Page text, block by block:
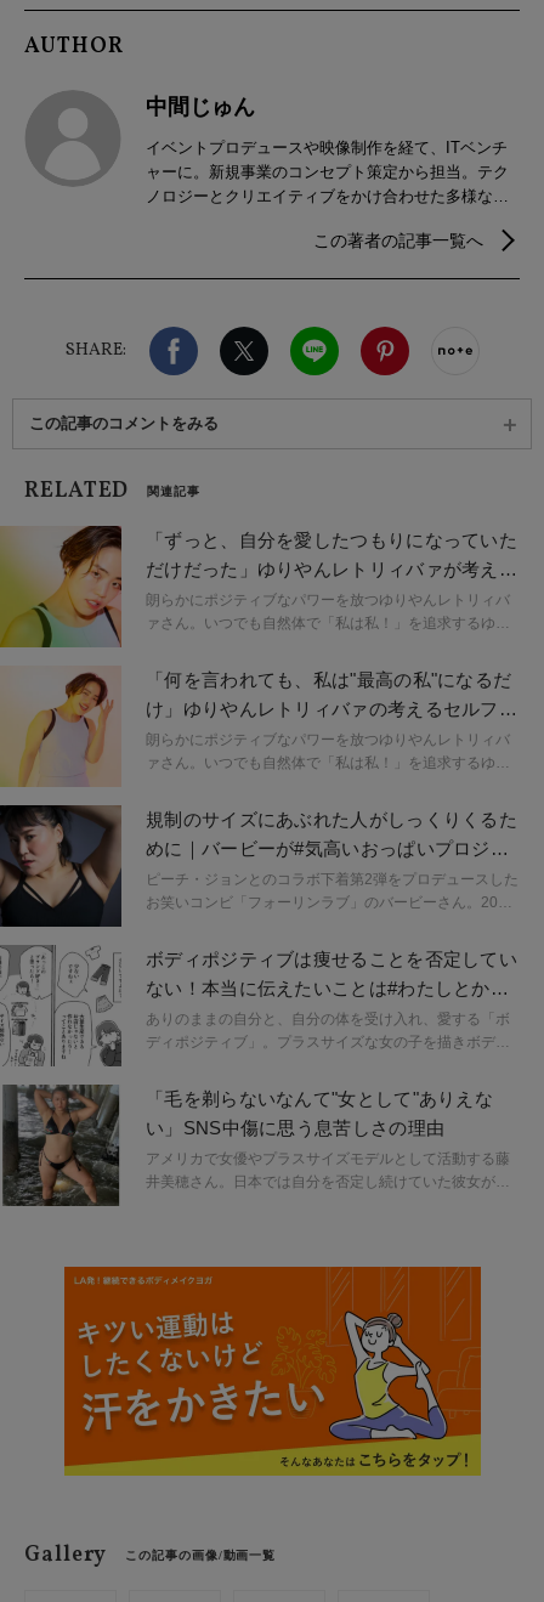
AUTHOR
中間じゅん
イベントプロデュースや映像制作を経て、ITベンチ
ャーに。新規事業のコンセプト策定から担当。テク
ノロジーとクリエイティブをかけ合わせた多様なプ
この著者の記事一覧へ
SHARE:
Facebook X（旧twitter）
LINE
この記事のコメントをみる
RELATED 関連記事
「ずっと、自分を愛したつもりになっていた
だけだった」ゆりやんレトリィバァが考える
セルフラブ-前編
朗らかにポジティブなパワーを放つゆりやんレトリィバ
ァさん。いつでも自然体で「私は私！」を追求するゆり
の自粛期間を経て、トータルで40kg近くもの減量に成功
したことも話題ですが、ダイエット経験を通して「自分
を大事にすること」への意識にかなり変化があったそ
う。ゆりやんさんが考える自分への愛「selflove」につい
て、お話をお伺いしました。
「何を言われても、私は"最高の私"になるだ
け」ゆりやんレトリィバァの考えるセルフラ
ブ-後編
朗らかにポジティブなパワーを放つゆりやんレトリィバ
ァさん。いつでも自然体で「私は私！」を追求するゆり
の自粛期間を経て、トータルで40kg近くもの減量に成功
したことも話題ですが、ダイエット経験を通して「自分
を大事にすること」への意識にかなり変化があったそ
う。ゆりやんさんが考える自分への愛「selflove」につい
てお話を伺ったインタビュー、今回は後編です！
規制のサイズにあぶれた人がしっくりくるた
めに｜バービーが#気高いおっぱいプロジェ
クトに込めた思い
ピーチ・ジョンとのコラボ下着第2弾をプロデュースした
お笑いコンビ「フォーリンラブ」のバービーさん。2020
して活躍中のバービーさんが、自身で下着メーカーに持
ち込んだもの。この企画が実現に至るまでの道のりや、
「#気高いおっぱいプロジェクト」と呼ばれる第2弾に込
められた思いについて聞きました。
ボディポジティブは痩せることを否定してい
ない！本当に伝えたいことは#わたしとから
だのことを話そう
ありのままの自分と、自分の体を受け入れ、愛する「ボ
ディポジティブ」。プラスサイズな女の子を描きボディ
haraさんによる対談漫画連載「#わたしと体のことを話そ
う」がスタート！第一弾は、プラスサイズモデルとして
活躍する吉野なお（Nao）さんと対談。その様子を計4回
に分けてお届けします。
「毛を剃らないなんて"女として"ありえな
い」SNS中傷に思う息苦しさの理由
アメリカで女優やプラスサイズモデルとして活動する藤
井美穂さん。日本では自分を否定し続けていた彼女が、
精神とそこから得た自身と周囲の変化などを伝えます。
Gallery この記事の画像/動画一覧